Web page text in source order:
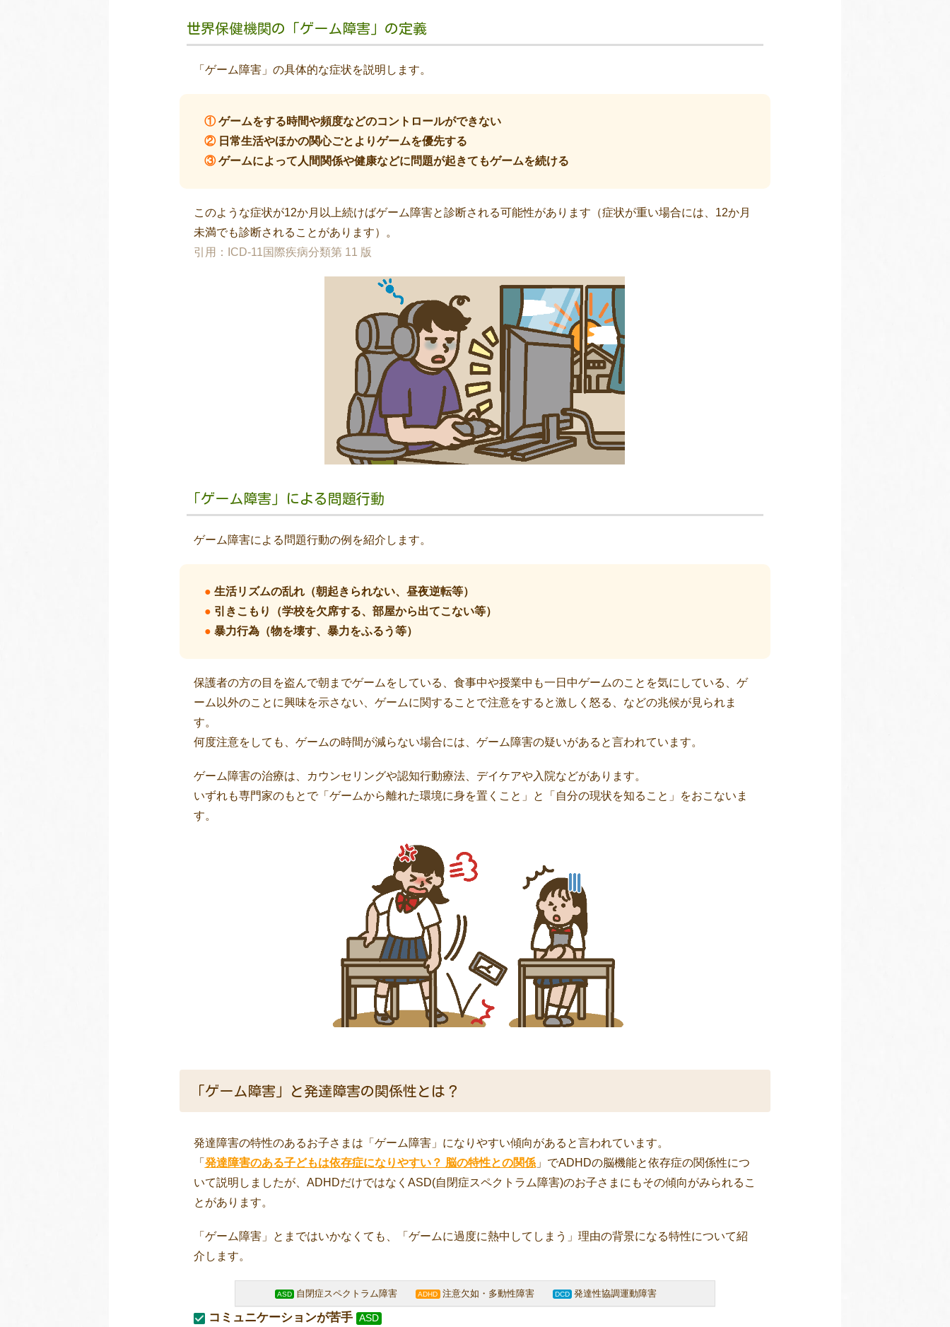
世界保健機関の「ゲーム障害」の定義
「ゲーム障害」の具体的な症状を説明します。
①ゲームをする時間や頻度などのコントロールができない
② 日常生活やほかの関心ごとよりゲームを優先する
③ゲームによって人間関係や健康などに問題が起きてもゲームを続ける
このような症状が12か月以上続けばゲーム障害と診断される可能性があります（症状が重い場合には、12か月
未満でも診断されることがあります）。
引用：ICD-11国際疾病分類第 11 版
「ゲーム障害」による問題行動
ゲーム障害による問題行動の例を紹介します。
● 生活リズムの乱れ（朝起きられない、昼夜逆転等）
● 引きこもり（学校を欠席する、部屋から出てこない等）
● 暴力行為（物を壊す、暴力をふるう等）
保護者の方の目を盗んで朝までゲームをしている、食事中や授業中も一日中ゲームのことを気にしている、ゲ
ーム以外のことに興味を示さない、ゲームに関することで注意をすると激しく怒る、などの兆候が見られま
す。
何度注意をしても、ゲームの時間が減らない場合には、ゲーム障害の疑いがあると言われています。
ゲーム障害の治療は、カウンセリングや認知行動療法、デイケアや入院などがあります。
いずれも専門家のもとで「ゲームから離れた環境に身を置くこと」と「自分の現状を知ること」をおこないま
す。
「ゲーム障害」と発達障害の関係性とは？
発達障害の特性のあるお子さまは「ゲーム障害」になりやすい傾向があると言われています。
「 発達障害のある子どもは依存症になりやすい？ 脳の特性との関係」でADHDの脳機能と依存症の関係性につ
いて説明しましたが、ADHDだけではなくASD(自閉症スペクトラム障害)のお子さまにもその傾向がみられるこ
とがあります。
「ゲーム障害」とまではいかなくても、「ゲームに過度に熱中してしまう」理由の背景になる特性について紹
介します。
ASD 自閉症スペクトラム障害 ADHD 注意欠如・多動性障害 DCD 発達性協調運動障害
コミュニケーションが苦手 ASD